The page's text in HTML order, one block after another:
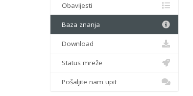
Obavijesti
Baza znanja
Download
Status mreže
Pošaljite nam upit